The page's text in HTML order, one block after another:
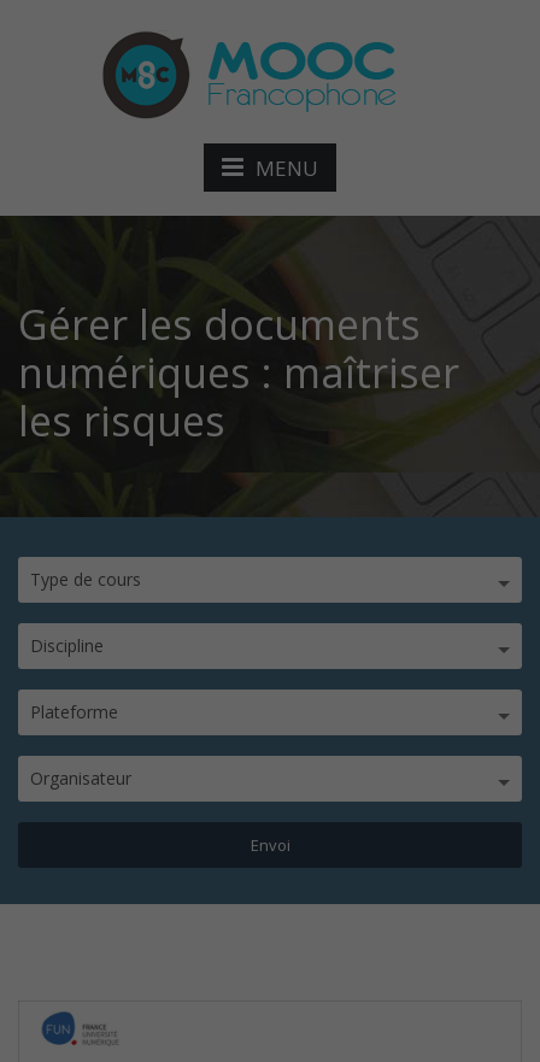
MENU
Gérer les documents
numériques : maîtriser
les risques
Type de cours
Discipline
Plateforme
Organisateur